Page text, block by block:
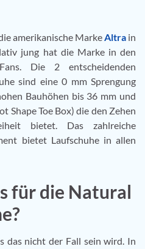
amerikanische MarkeAltra in
jung hat die Marke in den
Die 2 entscheidenden
sind eine 0 mm Sprengung
Bauhöhen bis 36 mm und
Shape Toe Box) die den Zehen
bietet. Das zahlreiche
bietet Laufschuhe in allen
für die Natural
das nicht der Fall sein wird. In